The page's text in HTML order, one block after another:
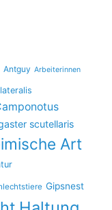
Antguy Arbeiterinnen
scutellaris
Art
Gipsnest